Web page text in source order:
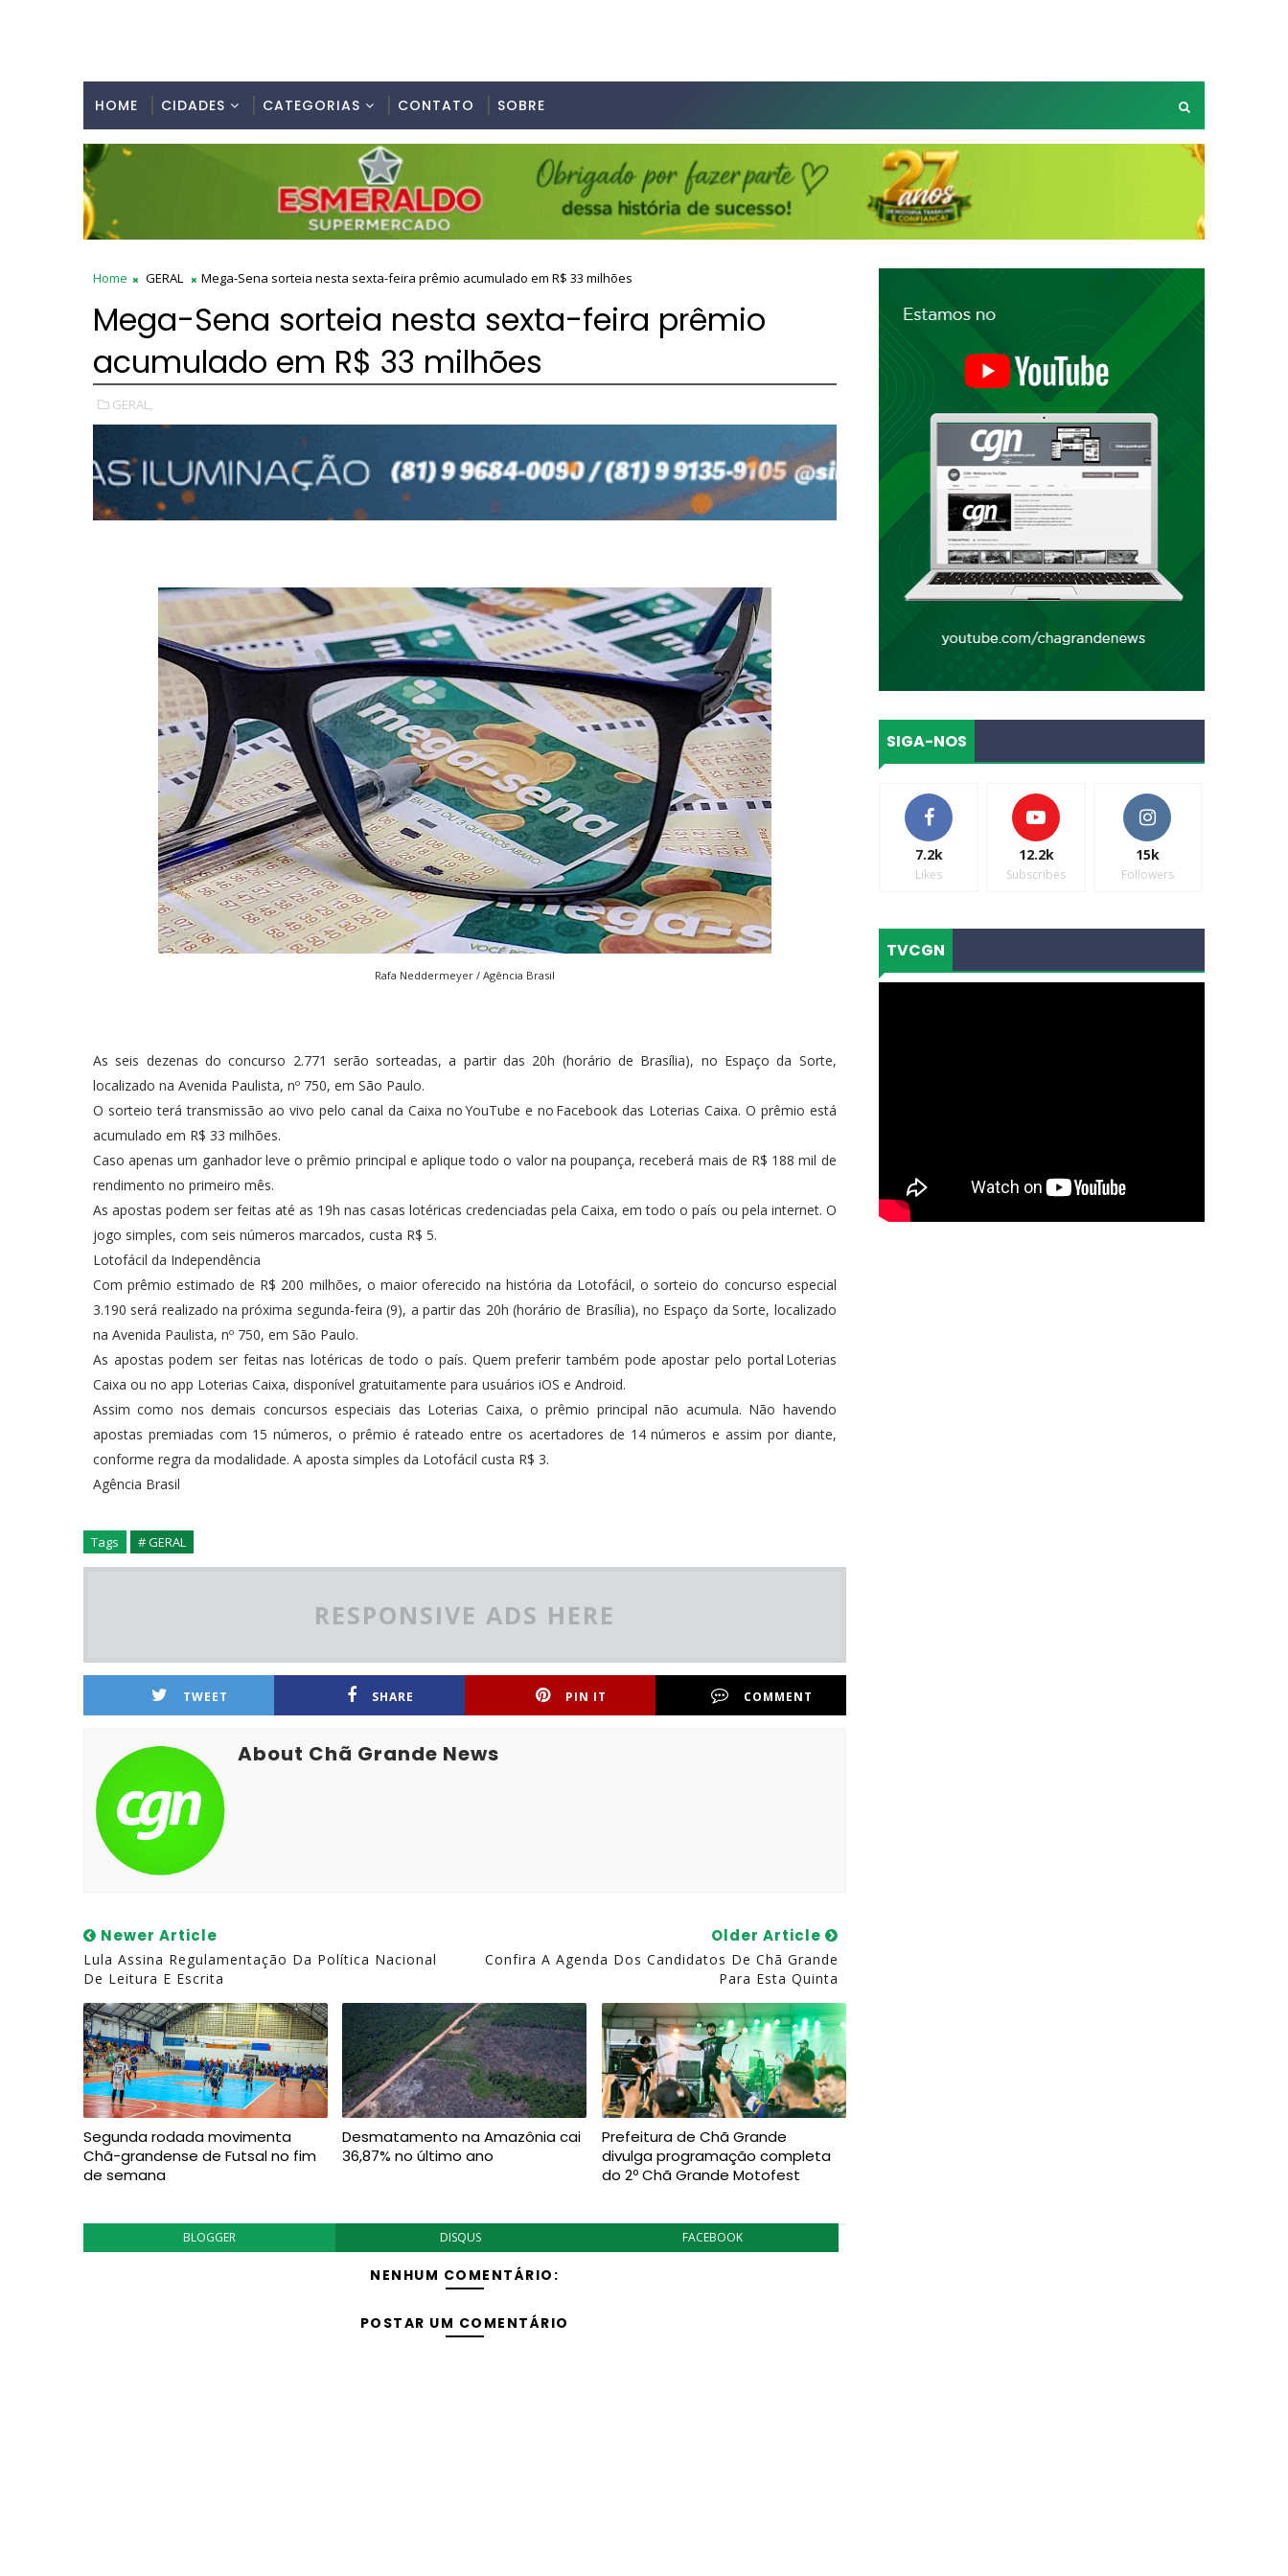
HOME CIDADES CATEGORIAS CONTATO SOBRE
Home GERAL Mega-Sena sorteia nesta sexta-feira prêmio acumulado em R$ 33 milhões
Mega-Sena sorteia nesta sexta-feira prêmio
acumulado em R$ 33 milhões
GERAL,
Rafa Neddermeyer / Agência Brasil
As seis dezenas do concurso 2.771 serão sorteadas, a partir das 20h (horário de Brasília), no Espaço da Sorte,
localizado na Avenida Paulista, nº 750, em São Paulo.
O sorteio terá transmissão ao vivo pelo canal da Caixa no YouTube e no Facebook das Loterias Caixa. O prêmio está
acumulado em R$ 33 milhões.
Caso apenas um ganhador leve o prêmio principal e aplique todo o valor na poupança, receberá mais de R$ 188 mil de
rendimento no primeiro mês.
As apostas podem ser feitas até as 19h nas casas lotéricas credenciadas pela Caixa, em todo o país ou pela internet. O
jogo simples, com seis números marcados, custa R$ 5.
Lotofácil da Independência
Com prêmio estimado de R$ 200 milhões, o maior oferecido na história da Lotofácil, o sorteio do concurso especial
3.190 será realizado na próxima segunda-feira (9), a partir das 20h (horário de Brasília), no Espaço da Sorte, localizado
na Avenida Paulista, nº 750, em São Paulo.
As apostas podem ser feitas nas lotéricas de todo o país. Quem preferir também pode apostar pelo portal Loterias
Caixa ou no app Loterias Caixa, disponível gratuitamente para usuários iOS e Android.
Assim como nos demais concursos especiais das Loterias Caixa, o prêmio principal não acumula. Não havendo
apostas premiadas com 15 números, o prêmio é rateado entre os acertadores de 14 números e assim por diante,
conforme regra da modalidade. A aposta simples da Lotofácil custa R$ 3.
Agência Brasil
Tags # GERAL
RESPONSIVE ADS HERE
TWEET SHARE PIN IT COMMENT
About Chã Grande News
Newer Article
Lula Assina Regulamentação Da Política Nacional
De Leitura E Escrita
Older Article
Confira A Agenda Dos Candidatos De Chã Grande
Para Esta Quinta
Segunda rodada movimenta
Chã-grandense de Futsal no fim
de semana
Desmatamento na Amazônia cai
36,87% no último ano
Prefeitura de Chã Grande
divulga programação completa
do 2º Chã Grande Motofest
BLOGGER DISQUS FACEBOOK
NENHUM COMENTÁRIO:
POSTAR UM COMENTÁRIO
SIGA-NOS
7.2k
Likes
12.2k
Subscribes
15k
Followers
TVCGN